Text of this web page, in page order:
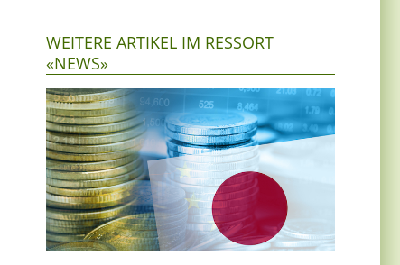
WEITERE ARTIKEL IM RESSORT
«NEWS»